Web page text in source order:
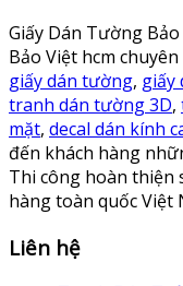
Giấy Dán Tường
Bảo Việt hcm
giấy dán tường, giấy
tranh dán tường 3D,
mặt, decal dán kính
đến khách hàng
Thi công hoàn thiện
hàng toàn quốc Việt
Liên hệ